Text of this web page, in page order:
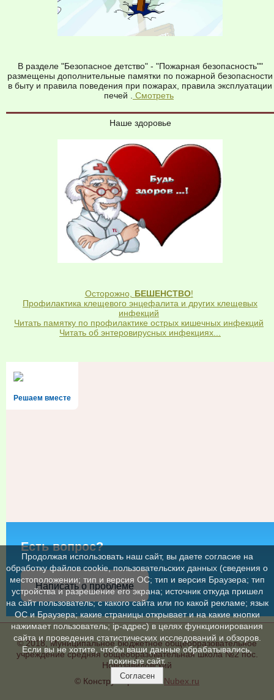
В разделе "Безопасное детство" - "Пожарная безопасность""
размещены дополнительные памятки по пожарной безопасности
в быту и правила поведения при пожарах, правила эксплуатации
печей . Смотреть
Наше здоровье
Осторожно, БЕШЕНСТВО!
Профилактика клещевого энцефалита и других клещевых
инфекций
Читать памятку по профилактике острых кишечных инфекций
Читать об энтеровирусных инфекциях...
Решаем вместе
Есть вопрос?
Написать о проблеме
© 2018, Муниципальное бюджетное общеобразовательное
учреждение средняя общеобразовательная школа №2 пос.
Новозавидовский
© Конструктор сайтов Nubex.ru
Продолжая использовать наш сайт, вы даете согласие на
обработку файлов cookie, пользовательских данных (сведения о
местоположении; тип и версия ОС; тип и версия Браузера; тип
устройства и разрешение его экрана; источник откуда пришел
на сайт пользователь; с какого сайта или по какой рекламе; язык
ОС и Браузера; какие страницы открывает и на какие кнопки
нажимает пользователь; ip-адрес) в целях функционирования
сайта и проведения статистических исследований и обзоров.
Если вы не хотите, чтобы ваши данные обрабатывались,
покиньте сайт.
Согласен